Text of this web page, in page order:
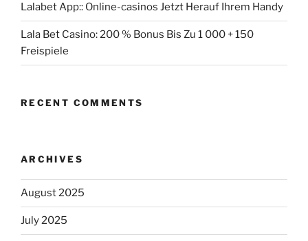
Lalabet App:: Online-casinos Jetzt Herauf Ihrem Handy
Lala Bet Casino: 200 % Bonus Bis Zu 1 000 + 150
Freispiele
RECENT COMMENTS
ARCHIVES
August 2025
July 2025